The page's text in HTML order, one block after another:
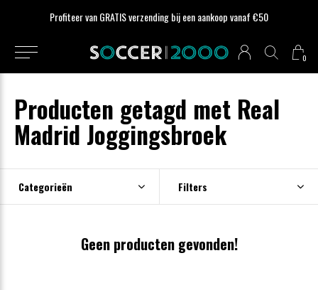
0
Profiteer van GRATIS verzending bij een aankoop vanaf €50
Producten getagd met Real
Madrid Joggingsbroek
Categorieën Filters
Geen producten gevonden!